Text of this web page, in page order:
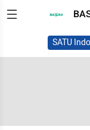
SATU